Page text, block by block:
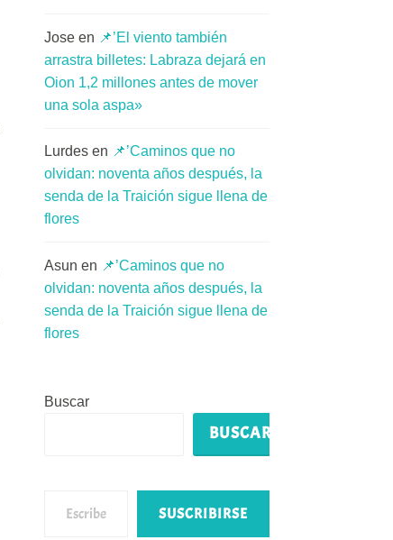
Jose en 📌’El viento también
arrastra billetes: Labraza dejará en
Oion 1,2 millones antes de mover
una sola aspa»
Lurdes en 📌’Caminos que no
olvidan: noventa años después, la
senda de la Traición sigue llena de
flores
Asun en 📌’Caminos que no
olvidan: noventa años después, la
senda de la Traición sigue llena de
flores
Buscar
BUSCAR
SUSCRIBIRSE